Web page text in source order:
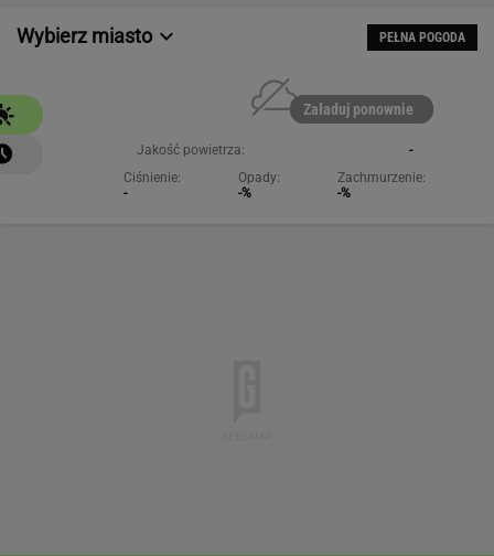
Wybierz miasto PEŁNA POGODA
Załaduj ponownie
Jakość powietrza:
-
Ciśnienie:
-
Opady:
-%
Zachmurzenie:
-%